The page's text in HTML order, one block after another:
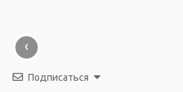
‹
Подписаться